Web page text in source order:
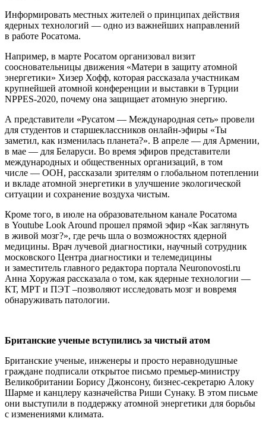
Информировать местных жителей о принципах действия
ядерных технологий — ​одно из важнейших направлений
в работе Росатома.
Например, в марте Росатом организовал визит
соосновательницы движения «Матери в защиту атомной
энергетики» Хизер Хофф, которая рассказала участникам
крупнейшей атомной конференции и выставки в Турции
NPPES‑2020, почему она защищает атомную энергию.
А представители «Русатом — ​Международная сеть» провели
для студентов и старшеклассников онлайн-эфиры «Ты
заметил, как изменилась планета?». В апреле — ​для Армении,
в мае — ​для Беларуси. Во время эфиров представители
международных и общественных организаций, в том
числе — ​ООН, рассказали зрителям о глобальном потеплении
и вкладе атомной энергетики в улучшение экологической
ситуации и сохранение воздуха чистым.
Кроме того, в июле на образовательном канале Росатома
в Youtube Look Around прошел прямой эфир «Как заглянуть
в живой мозг?», где речь шла о возможностях ядерной
медицины. Врач лучевой диагностики, научный сотрудник
московского Центра диагностики и телемедицины
и заместитель главного редактора портала Neuronovosti.ru
Анна Хоружая рассказала о том, как ядерные технологии — ​
КТ, МРТ и ПЭТ –позволяют исследовать мозг и вовремя
обнаруживать патологии.
Британские ученые вступились за чистый атом
Британские ученые, инженеры и просто неравнодушные
граждане подписали открытое письмо премьер-министру
Великобритании Борису Джонсону, бизнес-секретарю Алоку
Шарме и канцлеру казначейства Риши Сунаку. В этом письме
они выступили в поддержку атомной энергетики для борьбы
с изменениями климата.